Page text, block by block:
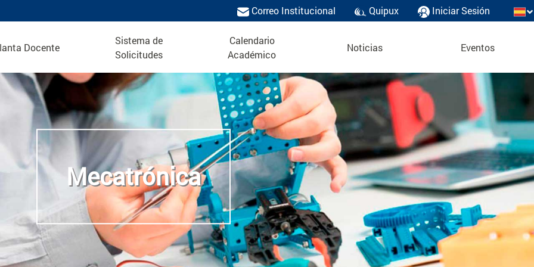
Correo Institucional Quipux Iniciar Sesión
Docente
Sistema de
Solicitudes
Calendario
Académico
Noticias Eventos
Mecatrónica